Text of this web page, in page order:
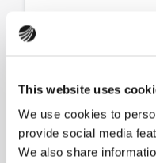
This website uses
We use cookies to
provide social media
We also share
Tax and
A dedicated
obligations on
easier and focus